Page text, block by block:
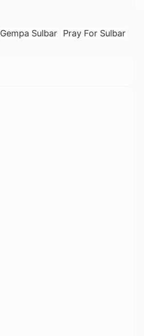
Gempa Sulbar
Pray For Sulbar